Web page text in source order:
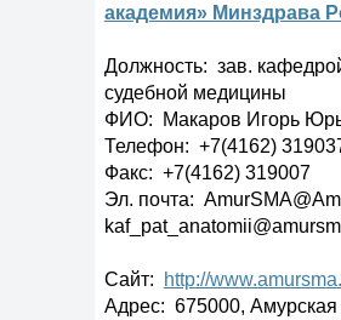
академия» Минздрава
Должность: зав.
судебной медицины
ФИО: Макаров Игорь
Телефон: +7(4162)
Факс: +7(4162) 319007
Эл. почта:
Сайт: http://
Адрес: 675000, Амурская